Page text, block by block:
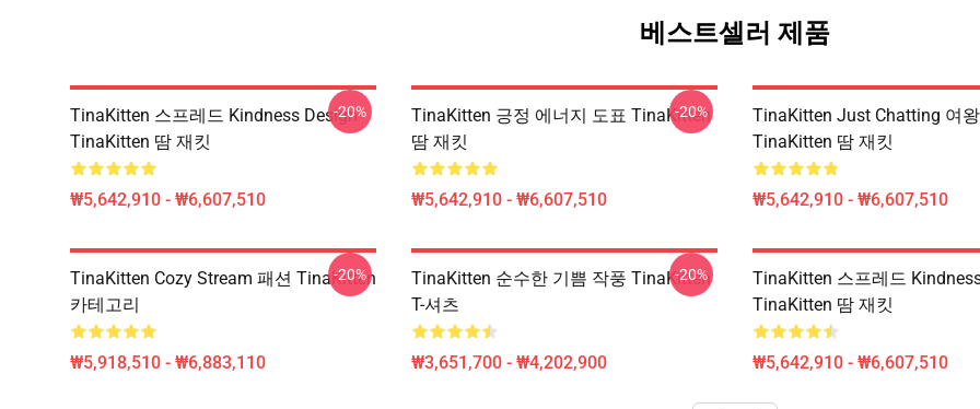
베스트셀러 제품
TinaKitten 스프레드 Kindness Design
TinaKitten 땀 재킷
₩5,642,910 - ₩6,607,510
-20%
TinaKitten 긍정 에너지 도표 TinaKitten
땀 재킷
₩5,642,910 - ₩6,607,510
-20%
TinaKitten Just Chatting 여
TinaKitten 땀 재킷
₩5,642,910 - ₩6,607,510
TinaKitten Cozy Stream 패션 TinaKitten
카테고리
₩5,918,510 - ₩6,883,110
-20%
TinaKitten 순수한 기쁨 작풍 TinaKitten
T-셔츠
₩3,651,700 - ₩4,202,900
-20%
TinaKitten 스프레드
TinaKitten 땀 재킷
₩5,642,910 - ₩6,607,510